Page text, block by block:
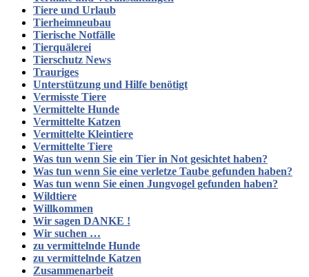
Tiere und Urlaub
Tierheimneubau
Tierische Notfälle
Tierquälerei
Tierschutz News
Trauriges
Unterstützung und Hilfe benötigt
Vermisste Tiere
Vermittelte Hunde
Vermittelte Katzen
Vermittelte Kleintiere
Vermittelte Tiere
Was tun wenn Sie ein Tier in Not gesichtet haben?
Was tun wenn Sie eine verletze Taube gefunden haben?
Was tun wenn Sie einen Jungvogel gefunden haben?
Wildtiere
Willkommen
Wir sagen DANKE !
Wir suchen …
zu vermittelnde Hunde
zu vermittelnde Katzen
Zusammenarbeit